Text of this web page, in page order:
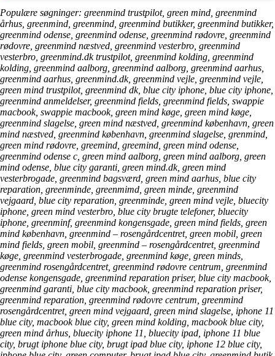
Populære søgninger: greenmind trustpilot, green mind, greenmind
århus, greenmind, greenmind, greenmind butikker, greenmind butikker,
greenmind odense, greenmind odense, greenmind rødovre, greenmind
rødovre, greenmind næstved, greenmind vesterbro, greenmind
vesterbro, greenmind.dk trustpilot, greenmind kolding, greenmind
kolding, greenmind aalborg, greenmind aalborg, greenmind aarhus,
greenmind aarhus, greenmind.dk, greenmind vejle, greenmind vejle,
green mind trustpilot, greenmind dk, blue city iphone, blue city iphone,
greenmind anmeldelser, greenmind fields, greenmind fields, swappie
macbook, swappie macbook, green mind køge, green mind køge,
greenmind slagelse, green mind næstved, greenmind københavn, green
mind næstved, greenmind københavn, greenmind slagelse, grenmind,
green mind rødovre, greemind, greemind, green mind odense,
greenmind odense c, green mind aalborg, green mind aalborg, green
mind odense, blue city garanti, green mind.dk, green mind
vesterbrogade, greenmind bagsværd, green mind aarhus, blue city
reparation, greenminde, greenmimd, green minde, greenmind
vejgaard, blue city reparation, greenminde, green mind vejle, bluecity
iphone, green mind vesterbro, blue city brugte telefoner, bluecity
iphone, greenminf, greenmind kongensgade, green mind fields, green
mind københavn, greenmind – rosengårdcentret, green mobil, green
mind fields, green mobil, greenmind – rosengårdcentret, greenmind
køge, greenmind vesterbrogade, greenmind køge, green minds,
greenmind rosengårdcentret, greenmind rødovre centrum, greenmind
odense kongensgade, greenmind reparation priser, blue city macbook,
greenmind garanti, blue city macbook, greenmind reparation priser,
greenmind reparation, greenmind rødovre centrum, greenmind
rosengårdcentret, green mind vejgaard, green mind slagelse, iphone 11
blue city, macbook blue city, green mind kolding, macbook blue city,
green mind århus, bluecity iphone 11, bluecity ipad, iphone 11 blue
city, brugt iphone blue city, brugt ipad blue city, iphone 12 blue city,